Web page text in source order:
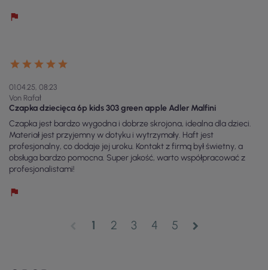
01.04.25, 08:23
Von Rafał
Czapka dziecięca 6p kids 303 green apple Adler Malfini
Czapka jest bardzo wygodna i dobrze skrojona, idealna dla dzieci.
Materiał jest przyjemny w dotyku i wytrzymały. Haft jest
profesjonalny, co dodaje jej uroku. Kontakt z firmą był świetny, a
obsługa bardzo pomocna. Super jakość, warto współpracować z
profesjonalistami!
1 2 3 4 5 chevron_right